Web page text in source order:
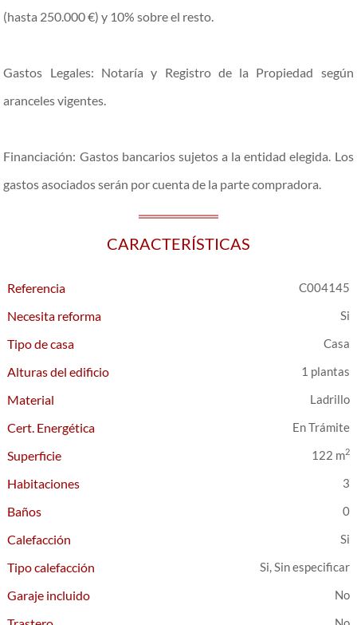
(hasta 250.000 €) y 10% sobre el resto.
Gastos Legales: Notaría y Registro de la Propiedad según
aranceles vigentes.
Financiación: Gastos bancarios sujetos a la entidad elegida. Los
gastos asociados serán por cuenta de la parte compradora.
CARACTERÍSTICAS
Referencia C004145
Necesita reforma
Tipo de casa
Casa
Alturas del edificio 1 plantas
Material Ladrillo
Cert. Energética En Trámite
Superficie 122 m2
Habitaciones 3
Baños 0
Calefacción
Tipo calefacción
Si, Sin especificar
Garaje incluido